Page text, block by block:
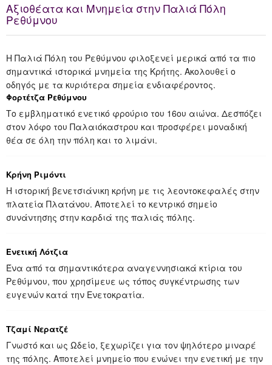
📞 Επικοινωνία
© 2026 Explorer Rethymno - Οδηγός για το Ρέθυμνο | explorer ρέθυμνο
Αξιοθέατα και Μνημεία στην Παλιά Πόλη
Ρεθύμνου
Η Παλιά Πόλη του Ρεθύμνου φιλοξενεί μερικά από τα πιο
σημαντικά ιστορικά μνημεία της Κρήτης. Ακολουθεί ο
οδηγός με τα κυριότερα σημεία ενδιαφέροντος.
Φορτέτζα Ρεθύμνου
Το εμβληματικό ενετικό φρούριο του 16ου αιώνα. Δεσπόζει
στον λόφο του Παλαιόκαστρου και προσφέρει μοναδική
θέα σε όλη την πόλη και το λιμάνι.
Κρήνη Ριμόντι
Η ιστορική βενετσιάνικη κρήνη με τις λεοντοκεφαλές στην
πλατεία Πλατάνου. Αποτελεί το κεντρικό σημείο
συνάντησης στην καρδιά της παλιάς πόλης.
Ενετική Λότζια
Ένα από τα σημαντικότερα αναγεννησιακά κτίρια του
Ρεθύμνου, που χρησίμευε ως τόπος συγκέντρωσης των
ευγενών κατά την Ενετοκρατία.
Τζαμί Νερατζέ
Γνωστό και ως Ωδείο, ξεχωρίζει για τον ψηλότερο μιναρέ
της πόλης. Αποτελεί μνημείο που ενώνει την ενετική με την